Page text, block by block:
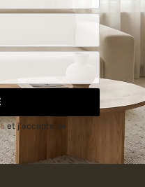
et j'accepte de